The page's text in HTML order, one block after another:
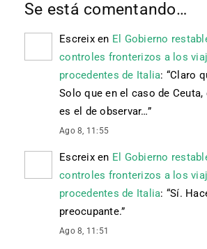
Se está comentando…
Escreixen El Gobierno
controles fronterizos a los
procedentes de Italia: “Claro
Solo que en el caso de Ceuta,
es el de observar…”
Ago 8, 11:55
Escreixen El Gobierno
controles fronterizos a los
procedentes de Italia: “Sí.
preocupante.”
Ago 8, 11:51